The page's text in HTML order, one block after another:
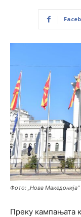
Фото: „Нова Македонија“
Преку кампањата